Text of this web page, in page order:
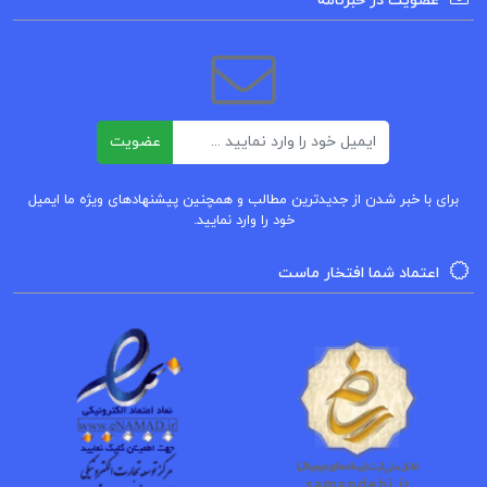
دانلود پی دی اف کتاب سفرنامه بنجامین مهندس
کتاب ایران و ایرانیان عصر ناصرالدین شاه – س ج و
بنجامین
دانلود پی دی اف کتاب سفرنامه بنجامین
کتاب پیشنهادی
دانلود پی دی اف
کتاب مقدمه ای بر نظریه های
عضویت
برای با خبر شدن از جدیدترین مطالب و همچنین پیشنهادهای ویژه ما ایمیل
خود را وارد نمایید.
اعتماد شما افتخار ماست